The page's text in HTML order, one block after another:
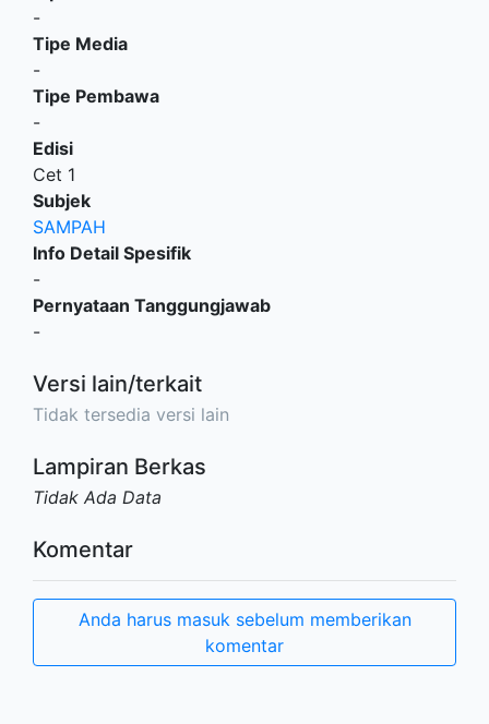
-
Tipe Media
-
Tipe Pembawa
-
Edisi
Cet 1
Subjek
SAMPAH
Info Detail Spesifik
-
Pernyataan Tanggungjawab
-
Versi lain/terkait
Tidak tersedia versi lain
Lampiran Berkas
Tidak Ada Data
Komentar
Anda harus masuk sebelum memberikan
komentar